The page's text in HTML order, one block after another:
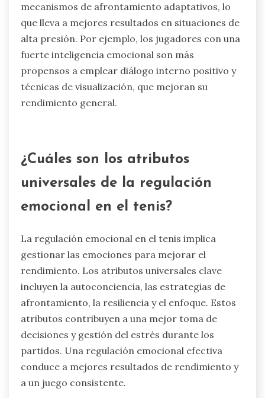
mecanismos de afrontamiento adaptativos, lo
que lleva a mejores resultados en situaciones de
alta presión. Por ejemplo, los jugadores con una
fuerte inteligencia emocional son más
propensos a emplear diálogo interno positivo y
técnicas de visualización, que mejoran su
rendimiento general.
¿Cuáles son los atributos
universales de la regulación
emocional en el tenis?
La regulación emocional en el tenis implica
gestionar las emociones para mejorar el
rendimiento. Los atributos universales clave